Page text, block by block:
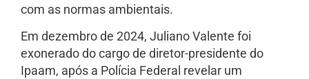
com as normas ambientais.
Em dezembro de 2024, Juliano Valente foi
exonerado do cargo de diretor-presidente do
Ipaam, após a Polícia Federal revelar um